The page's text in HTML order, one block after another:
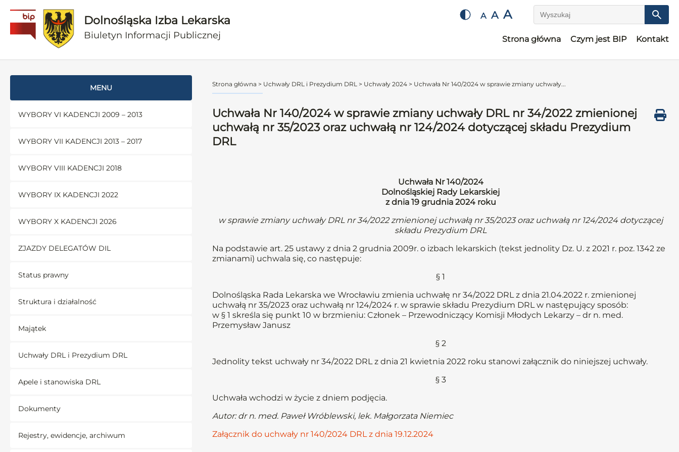
Dolnośląska Izba Lekarska
Biuletyn Informacji Publicznej
A A A Wyszukaj
Strona główna Czym jest BIP Kontakt
MENU
WYBORY VI KADENCJI 2009 – 2013
WYBORY VII KADENCJI 2013 – 2017
WYBORY VIII KADENCJI 2018
WYBORY IX KADENCJI 2022
WYBORY X KADENCJI 2026
ZJAZDY DELEGATÓW DIL
Status prawny
Struktura i działalność
Majątek
Uchwały DRL i Prezydium DRL
Apele i stanowiska DRL
Dokumenty
Rejestry, ewidencje, archiwum
Strona główna > Uchwały DRL i Prezydium DRL > Uchwały 2024 > Uchwała Nr 140/2024 w sprawie zmiany uchwały...
Uchwała Nr 140/2024 w sprawie zmiany uchwały DRL nr 34/2022 zmienionej
uchwałą nr 35/2023 oraz uchwałą nr 124/2024 dotyczącej składu Prezydium
DRL
Uchwała Nr 140/2024
Dolnośląskiej Rady Lekarskiej
z dnia 19 grudnia 2024 roku
w sprawie zmiany uchwały DRL nr 34/2022 zmienionej uchwałą nr 35/2023 oraz uchwałą nr 124/2024 dotyczącej
składu Prezydium DRL
Na podstawie art. 25 ustawy z dnia 2 grudnia 2009r. o izbach lekarskich (tekst jednolity Dz. U. z 2021 r. poz. 1342 ze
zmianami) uchwala się, co następuje:
§ 1
Dolnośląska Rada Lekarska we Wrocławiu zmienia uchwałę nr 34/2022 DRL z dnia 21.04.2022 r. zmienionej
uchwałą nr 35/2023 oraz uchwałą nr 124/2024 r. w sprawie składu Prezydium DRL w następujący sposób:
w § 1 skreśla się punkt 10 w brzmieniu: Członek – Przewodniczący Komisji Młodych Lekarzy – dr n. med.
Przemysław Janusz
§ 2
Jednolity tekst uchwały nr 34/2022 DRL z dnia 21 kwietnia 2022 roku stanowi załącznik do niniejszej uchwały.
§ 3
Uchwała wchodzi w życie z dniem podjęcia.
Autor: dr n. med. Paweł Wróblewski, lek. Małgorzata Niemiec
Załącznik do uchwały nr 140/2024 DRL z dnia 19.12.2024